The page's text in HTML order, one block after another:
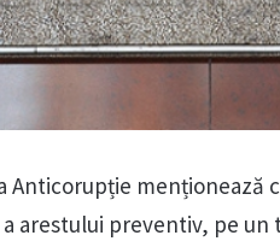
Anticorupție
arestului preventiv, pe